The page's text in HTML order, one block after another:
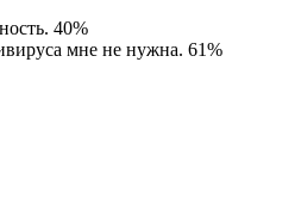
40%
мне не нужна. 61%